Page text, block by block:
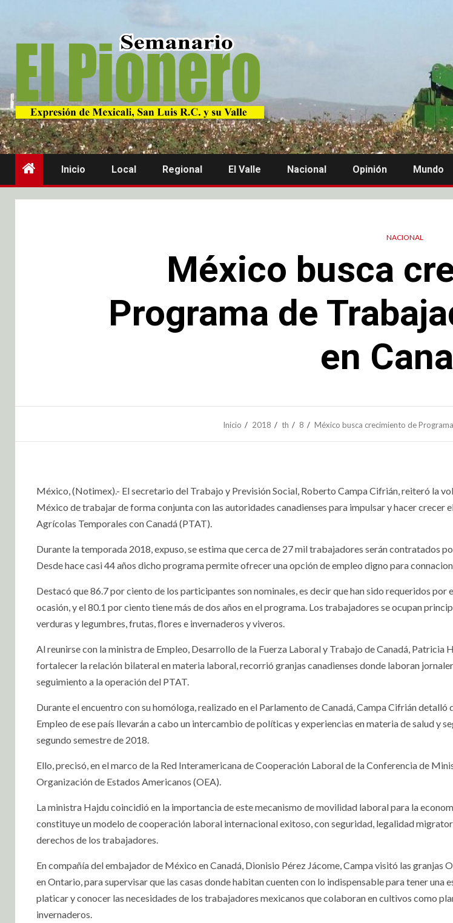
Inicio Local Regional El Valle Nacional Opinión Mundo
NACIONAL
México busca
Programa de
en
Inicio 2018 th 8 México busca crecimiento de
México, (Notimex).- El secretario del Trabajo y Previsión Social, Roberto Campa Cifrián, reiteró la
México de trabajar de forma conjunta con las autoridades canadienses para impulsar y hacer crecer
Agrícolas Temporales con Canadá (PTAT).
Durante la temporada 2018, expuso, se estima que cerca de 27 mil trabajadores serán contratados
Desde hace casi 44 años dicho programa permite ofrecer una opción de empleo digno para
Destacó que 86.7 por ciento de los participantes son nominales, es decir que han sido requeridos por
ocasión, y el 80.1 por ciento tiene más de dos años en el programa. Los trabajadores se ocupan
verduras y legumbres, frutas, flores e invernaderos y viveros.
Al reunirse con la ministra de Empleo, Desarrollo de la Fuerza Laboral y Trabajo de Canadá, Patricia
fortalecer la relación bilateral en materia laboral, recorrió granjas canadienses donde laboran
seguimiento a la operación del PTAT.
Durante el encuentro con su homóloga, realizado en el Parlamento de Canadá, Campa Cifrián detalló
Empleo de ese país llevarán a cabo un intercambio de políticas y experiencias en materia de salud y
segundo semestre de 2018.
Ello, precisó, en el marco de la Red Interamericana de Cooperación Laboral de la Conferencia de
Organización de Estados Americanos (OEA).
La ministra Hajdu coincidió en la importancia de este mecanismo de movilidad laboral para la
constituye un modelo de cooperación laboral internacional exitoso, con seguridad, legalidad
derechos de los trabajadores.
En compañía del embajador de México en Canadá, Dionisio Pérez Jácome, Campa visitó las granjas
en Ontario, para supervisar que las casas donde habitan cuenten con lo indispensable para tener una
platicar y conocer las necesidades de los trabajadores mexicanos que colaboran en cultivos como
invernaderos.